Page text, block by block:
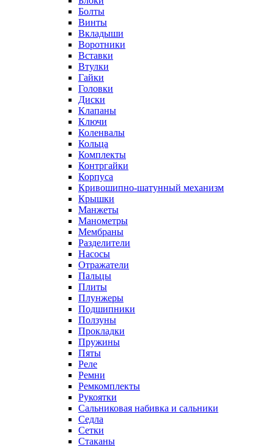
Болты
Винты
Вкладыши
Воротники
Вставки
Втулки
Гайки
Головки
Диски
Клапаны
Ключи
Коленвалы
Кольца
Комплекты
Контргайки
Корпуса
Кривошипно-шатунный механизм
Крышки
Манжеты
Манометры
Мембраны
Разделители
Насосы
Отражатели
Пальцы
Плиты
Плунжеры
Подшипники
Ползуны
Прокладки
Пружины
Пяты
Реле
Ремни
Ремкомплекты
Рукоятки
Сальниковая набивка и сальники
Седла
Сетки
Стаканы